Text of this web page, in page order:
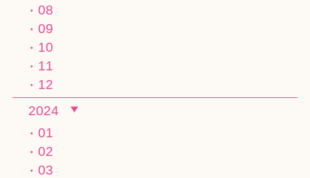
08
09
10
11
12
2024
01
02
03